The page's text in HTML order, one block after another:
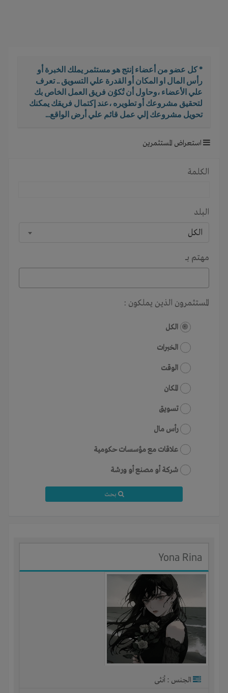
* كل عضو من أعضاء إنتج هو مستثمر يملك الخبرة أو
رأس المال او المكان أو القدرة علي التسويق .. تعرف
علي الأعضاء ،وحاول أن تُكوُن فريق العمل الخاص بك
لتحقيق مشروعك أو تطويره ،عند إكتمال فريقك يمكنك
تحويل مشروعك إلي عمل قائم علي أرض الواقع...
استعراض المستثمرين
الكلمة
البلد
الكل
مهتم بـــ
المستثمرون الذين يملكون :
الكل
الخبرات
الوقت
المكان
تسويق
رأس مال
علاقات مع مؤسسات حكومية
شركة أو مصنع أو ورشة
Yona Rina
الجنس : أنثى